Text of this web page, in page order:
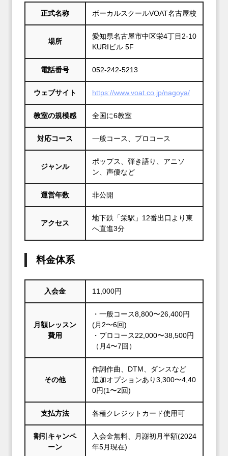
正式名称 ボーカルスクールVOAT名古屋校
場所
愛知県名古屋市中区栄4丁目2-10
KURIビル 5F
電話番号 052-242-5213
ウェブサイト https://www.voat.co.jp/nagoya/
教室の規模感 全国に6教室
対応コース 一般コース、プロコース
ジャンル
ポップス、弾き語り、アニソ
ン、声優など
運営年数 非公開
アクセス
地下鉄「栄駅」12番出口より東
へ直進3分
料金体系
入会金 11,000円
月額レッスン
費用
・一般コース8,800〜26,400円
(月2〜6回)
・プロコース22,000〜38,500円
（月4〜7回）
その他
作詞作曲、DTM、ダンスなど
追加オプションあり3,300〜4,40
0円(1〜2回)
支払方法 各種クレジットカード使用可
割引キャンペ
ーン
入会金無料、月謝初月半額(2024
年5月現在)